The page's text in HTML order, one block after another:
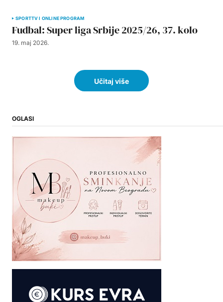
SPORTTV I ONLINE PROGRAM
Fudbal: Super liga Srbije 2025/26, 37. kolo
19. maj 2026.
Učitaj više
OGLASI